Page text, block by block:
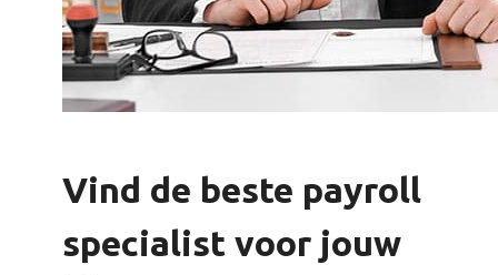
Vind de beste payroll
specialist voor jouw